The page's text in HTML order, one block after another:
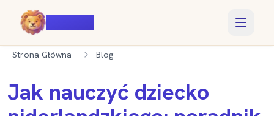
Strona Główna Blog
Jak nauczyć dziecko